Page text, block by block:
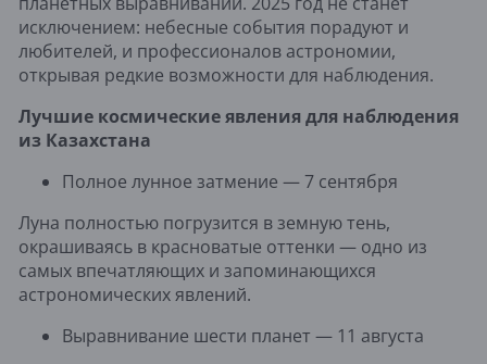
исключением: небесные события порадуют и
любителей, и профессионалов астрономии,
открывая редкие возможности для наблюдения.
Лучшие космические явления для наблюдения
из Казахстана
Полное лунное затмение — 7 сентября
Луна полностью погрузится в земную тень,
окрашиваясь в красноватые оттенки — одно из
самых впечатляющих и запоминающихся
астрономических явлений.
Выравнивание шести планет — 11 августа